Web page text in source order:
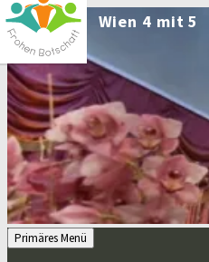
Zum
Inhalt
springen
Suchen
Primäres Menü